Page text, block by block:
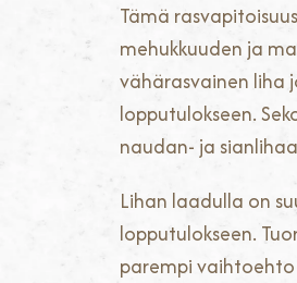
Tämä
mehukkuuden ja
vähärasvainen liha
lopputulokseen.
naudan- ja
Lihan laadulla on
lopputulokseen.
parempi vaihtoehto